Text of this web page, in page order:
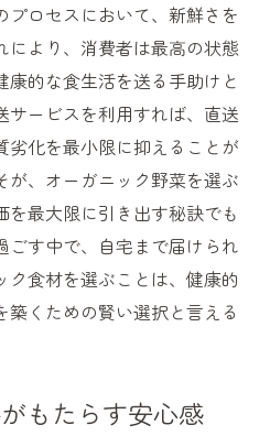
応える柔軟なシステム
を通じた健康意識の向上
ックの始め方
が地域経済に与えるポジ
オーガニック配送
に寄与するオーガニック
つなぐ新しい架け橋
ナブルな農業
との新たな関係性
ロセスにおいて、新鮮さを
により、消費者は最高の状態
康的な食生活を送る手助けと
サービスを利用すれば、直送
劣化を最小限に抑えることが
、オーガニック野菜を選ぶ
最大限に引き出す秘訣でも
ごす中で、自宅まで届けられ
ク食材を選ぶことは、健康的
くための賢い選択と言える
もたらす安心感